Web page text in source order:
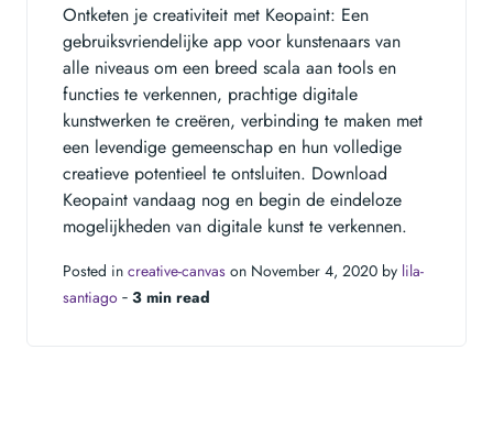
Ontketen je creativiteit met Keopaint: Een
gebruiksvriendelijke app voor kunstenaars van
alle niveaus om een breed scala aan tools en
functies te verkennen, prachtige digitale
kunstwerken te creëren, verbinding te maken met
een levendige gemeenschap en hun volledige
creatieve potentieel te ontsluiten. Download
Keopaint vandaag nog en begin de eindeloze
mogelijkheden van digitale kunst te verkennen.
Posted in creative-canvas on November 4, 2020 by lila-
santiago ‐ 3 min read